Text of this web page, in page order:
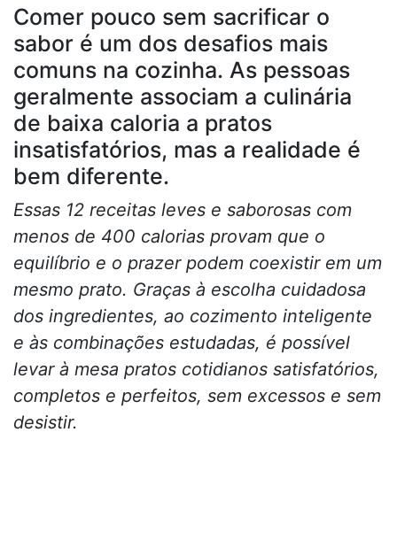
Comer pouco sem sacrificar o
sabor é um dos desafios mais
comuns na cozinha. As pessoas
geralmente associam a culinária
de baixa caloria a pratos
insatisfatórios, mas a realidade é
bem diferente.
Essas 12 receitas leves e saborosas com
menos de 400 calorias provam que o
equilíbrio e o prazer podem coexistir em um
mesmo prato. Graças à escolha cuidadosa
dos ingredientes, ao cozimento inteligente
e às combinações estudadas, é possível
levar à mesa pratos cotidianos satisfatórios,
completos e perfeitos, sem excessos e sem
desistir.